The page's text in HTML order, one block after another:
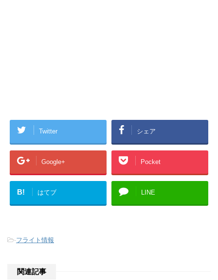
Twitter シェア
Google+ Pocket
B! はてブ LINE
-フライト情報
関連記事